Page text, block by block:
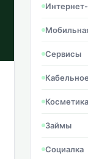
Сервисы
Займы
Социалка